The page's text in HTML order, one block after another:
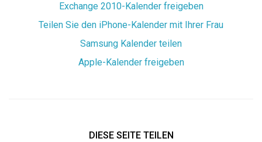
Exchange 2010-Kalender freigeben
Teilen Sie den iPhone-Kalender mit Ihrer Frau
Samsung Kalender teilen
Apple-Kalender freigeben
DIESE SEITE TEILEN